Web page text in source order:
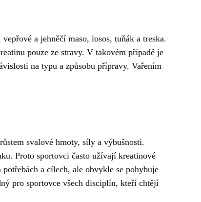
a jehněčí maso, losos, tuňák a treska.
pouze ze stravy. V takovém případě je
na typu a způsobu přípravy. Vařením
svalové hmoty, síly a výbušnosti.
Proto sportovci často užívají kreatinové
a cílech, ale obvykle se pohybuje
pro sportovce všech disciplín, kteří chtějí